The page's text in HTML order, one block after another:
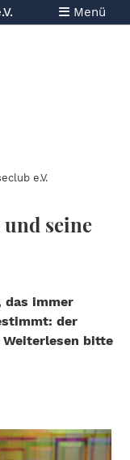
Menü
e.V.
seine
das immer
der
bitte